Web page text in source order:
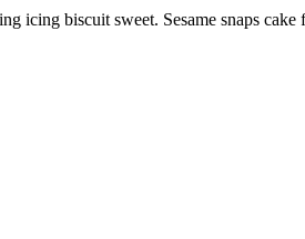
biscuit sweet. Sesame snaps